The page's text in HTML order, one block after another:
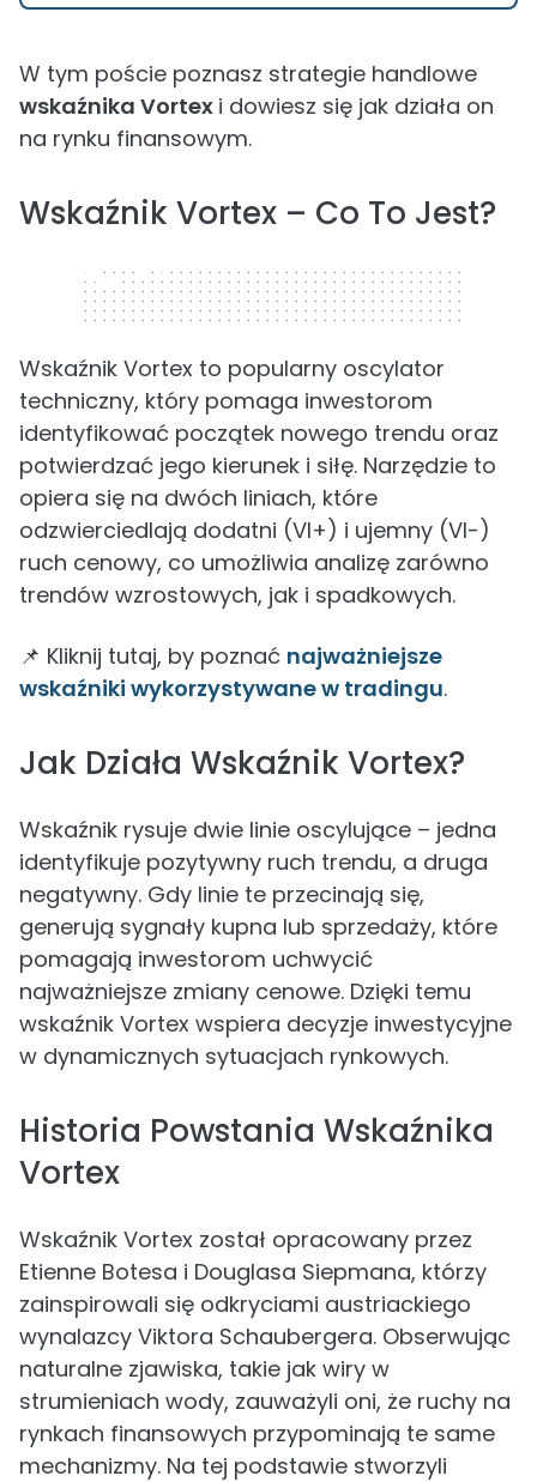
W tym poście poznasz strategie handlowe
wskaźnika Vortex i dowiesz się jak działa on
na rynku finansowym.
Wskaźnik Vortex – Co To Jest?
320 x 50
Wskaźnik Vortex to popularny oscylator
techniczny, który pomaga inwestorom
identyfikować początek nowego trendu oraz
potwierdzać jego kierunek i siłę. Narzędzie to
opiera się na dwóch liniach, które
odzwierciedlają dodatni (VI+) i ujemny (VI-)
ruch cenowy, co umożliwia analizę zarówno
trendów wzrostowych, jak i spadkowych.
📌 Kliknij tutaj, by poznać najważniejsze
wskaźniki wykorzystywane w tradingu.
Jak Działa Wskaźnik Vortex?
Wskaźnik rysuje dwie linie oscylujące – jedna
identyfikuje pozytywny ruch trendu, a druga
negatywny. Gdy linie te przecinają się,
generują sygnały kupna lub sprzedaży, które
pomagają inwestorom uchwycić
najważniejsze zmiany cenowe. Dzięki temu
wskaźnik Vortex wspiera decyzje inwestycyjne
w dynamicznych sytuacjach rynkowych.
Historia Powstania Wskaźnika
Vortex
Wskaźnik Vortex został opracowany przez
Etienne Botesa i Douglasa Siepmana, którzy
zainspirowali się odkryciami austriackiego
wynalazcy Viktora Schaubergera. Obserwując
naturalne zjawiska, takie jak wiry w
strumieniach wody, zauważyli oni, że ruchy na
rynkach finansowych przypominają te same
mechanizmy. Na tej podstawie stworzyli